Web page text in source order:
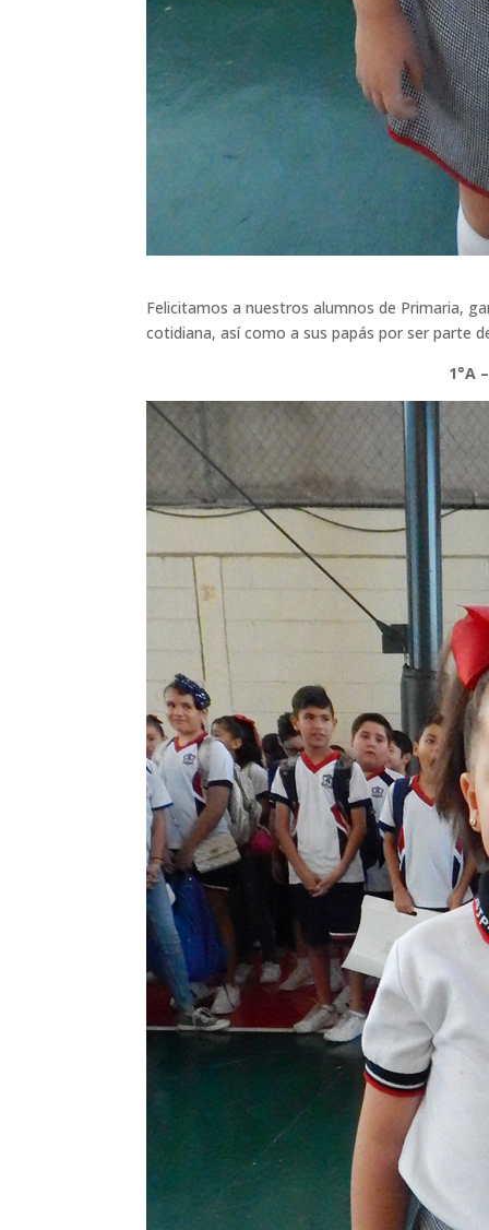
Felicitamos a nuestros alumnos de Primaria,
cotidiana, así como a sus papás por ser parte
1°A